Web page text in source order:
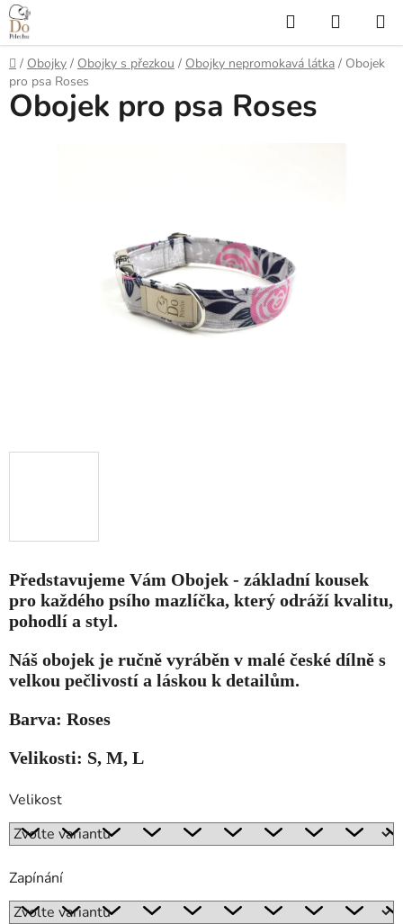
Přejít
na
obsah
Hledat
KOŠÍK
Domů
/ Obojky / Obojky s přezkou / Obojky nepromokavá látka / Obojek
pro psa Roses
Představujeme Vám Obojek - základní kousek
pro každého psího mazlíčka, který odráží kvalitu,
pohodlí a styl.
Náš obojek je ručně vyráběn v malé české dílně s
velkou pečlivostí a láskou k detailům.
Barva: Roses
Velikosti: S, M, L
Velikost
Zapínání
Obojek pro psa Roses